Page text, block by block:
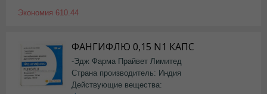
Экономия 610.44
ФАНГИФЛЮ 0,15 N1 КАПС
-Эдж Фарма Прайвет Лимитед
Страна производитель: Индия
Действующие вещества: